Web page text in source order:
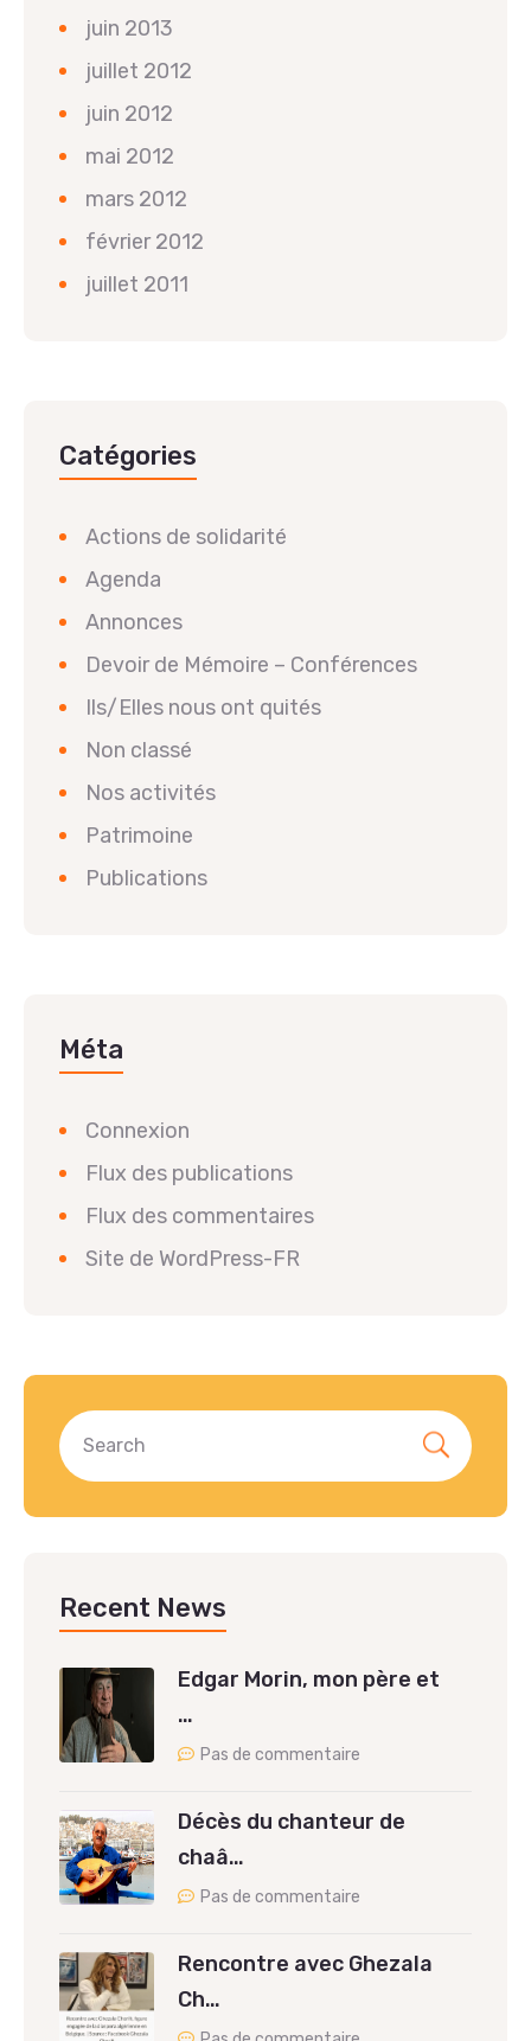
juin 2013
juillet 2012
juin 2012
mai 2012
mars 2012
février 2012
juillet 2011
Catégories
Actions de solidarité
Agenda
Annonces
Devoir de Mémoire – Conférences
Ils/Elles nous ont quités
Non classé
Nos activités
Patrimoine
Publications
Méta
Connexion
Flux des publications
Flux des commentaires
Site de WordPress-FR
Recent News
Edgar Morin, mon père et
…
Pas de commentaire
Décès du chanteur de
chaâ…
Pas de commentaire
Rencontre avec Ghezala
Ch…